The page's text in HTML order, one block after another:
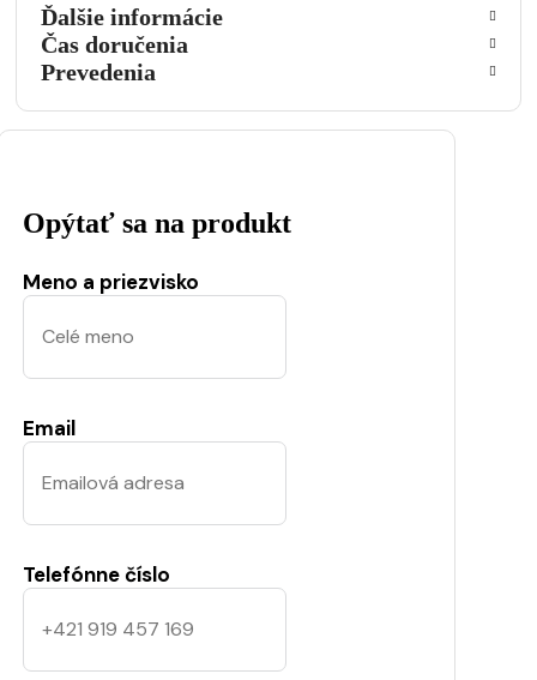
Ďalšie informácie
Čas doručenia
Prevedenia
Opýtať sa na produkt
Meno a priezvisko
Email
Telefónne číslo